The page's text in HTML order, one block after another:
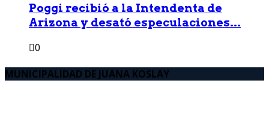
Poggi recibió a la Intendenta de
Arizona y desató especulaciones...
0
MUNICIPALIDAD DE JUANA KOSLAY